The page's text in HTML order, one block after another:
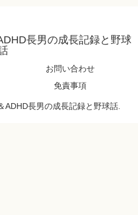
長男の成長記録と野球
お問い合わせ
免責事項
長男の成長記録と野球話.